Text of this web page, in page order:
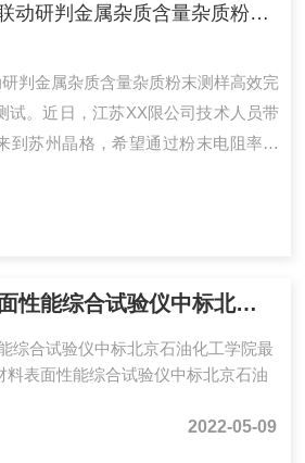
LBRRT-1000双机联动研判金属杂质含量杂质粉末测样
判金属杂质含量杂质粉末测样高效完
试。近日，江苏XX限公司技术人员带
到苏州晶格，希望通过粉末电阻率测
术凭经验判断该样品属于高阻值粉
试仪与超高阻微电流测试仪组合测试
MFT-2型材料表面性能综合试验仪中标北京石油化工学院
综合试验仪中标北京石油化工学院最
料表面性能综合试验仪中标北京石油
着重要认识，对于研究材料的电化学
着环境的变化，对于材料的性能和要
2022-05-09